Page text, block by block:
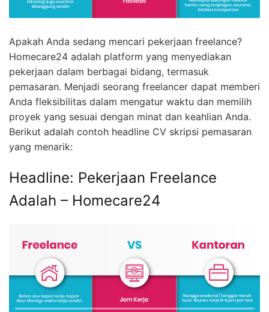
Apakah Anda sedang mencari pekerjaan freelance?
Homecare24 adalah platform yang menyediakan
pekerjaan dalam berbagai bidang, termasuk
pemasaran. Menjadi seorang freelancer dapat memberi
Anda fleksibilitas dalam mengatur waktu dan memilih
proyek yang sesuai dengan minat dan keahlian Anda.
Berikut adalah contoh headline CV skripsi pemasaran
yang menarik:
Headline: Pekerjaan Freelance
Adalah – Homecare24